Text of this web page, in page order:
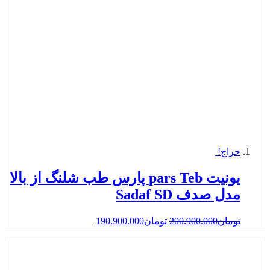
حراج!
یونیت pars Teb پارس طب شلنگ از بالا
مدل صدف Sadaf SD
تومان200.900.000 تومان190.900.000